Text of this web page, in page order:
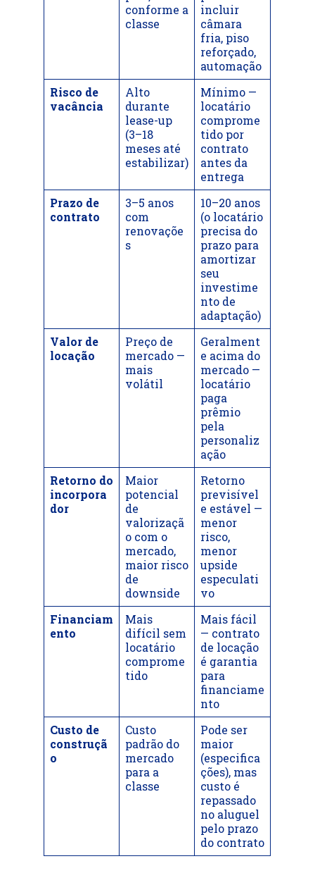
conforme a
classe
incluir
câmara
fria, piso
reforçado,
automação
Risco de
vacância
Alto
durante
lease-up
(3–18
meses até
estabilizar)
Mínimo —
locatário
comprome
tido por
contrato
antes da
entrega
Prazo de
contrato
3–5 anos
com
renovaçõe
s
10–20 anos
(o locatário
precisa do
prazo para
amortizar
seu
investime
nto de
adaptação)
Valor de
locação
Preço de
mercado —
mais
volátil
Geralment
e acima do
mercado —
locatário
paga
prêmio
pela
personaliz
ação
Retorno do
incorpora
dor
Maior
potencial
de
valorizaçã
o com o
mercado,
maior risco
de
downside
Retorno
previsível
e estável —
menor
risco,
menor
upside
especulati
vo
Financiam
ento
Mais
difícil sem
locatário
comprome
tido
Mais fácil
— contrato
de locação
é garantia
para
financiame
nto
Custo de
construçã
o
Custo
padrão do
mercado
para a
classe
Pode ser
maior
(especifica
ções), mas
custo é
repassado
no aluguel
pelo prazo
do contrato